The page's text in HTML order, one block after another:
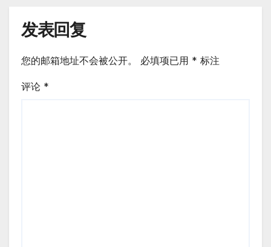
发表回复
您的邮箱地址不会被公开。 必填项已用 * 标注
评论 *